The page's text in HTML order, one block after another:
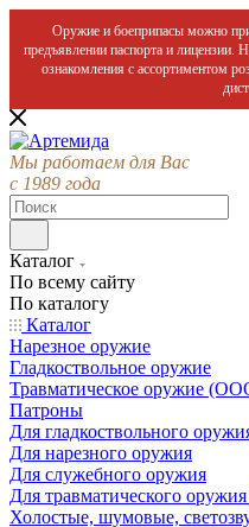
Оружие и боеприпасы можно
предъявлении паспорта и лицензии.
ознакомления с ассортиментом
Мы работаем для Вас
с 1989 года
Каталог
По всему сайту
По каталогу
Каталог
Нарезное оружие
Гладкоствольное оружие
Травматическое оружие
Патроны
Для гладкоствольного
Для нарезного оружия
Для служебного оружия
Для травматического
Холостые, шумовые,